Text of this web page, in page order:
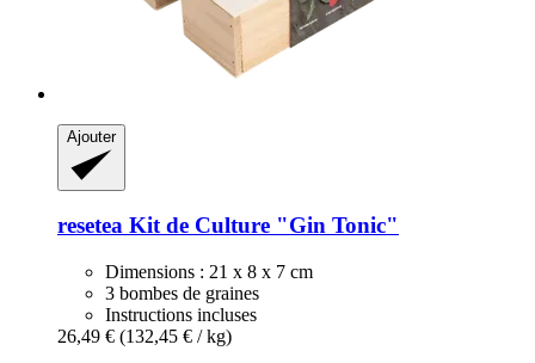
Ajouter
resetea Kit de Culture "Gin Tonic"
Dimensions : 21 x 8 x 7 cm
3 bombes de graines
Instructions incluses
26,49 € (132,45 € / kg)